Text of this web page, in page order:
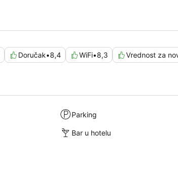
Doručak•8,4 WiFi•8,3 Vrednost za
Parking
Bar u hotelu